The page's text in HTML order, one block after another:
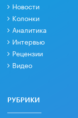
Новости
Колонки
Аналитика
Интервью
Рецензии
Видео
РУБРИКИ